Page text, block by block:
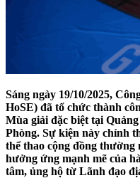
Sáng ngày 19/10/2025,
HoSE) đã tổ chức thành
Mùa giải đặc biệt tại
Phòng. Sự kiện này chính
thể thao cộng đồng
hưởng ứng mạnh mẽ của
tâm, ủng hộ từ Lãnh đạo